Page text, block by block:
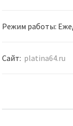
Режим работы:
Сайт: platina64.ru